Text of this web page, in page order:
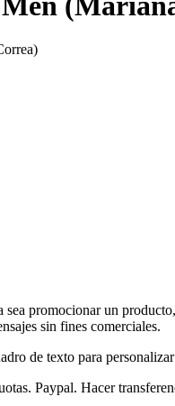
sea promocionar un
sin fines comerciales.
de texto para
Paypal. Hacer